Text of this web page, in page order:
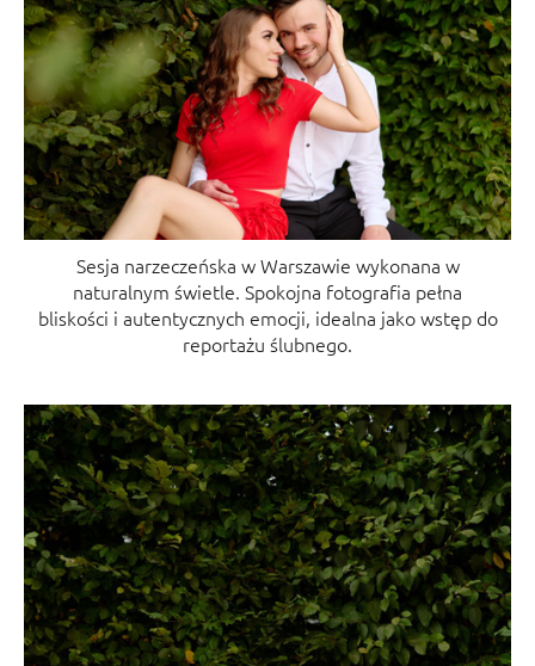
Sesja narzeczeńska w Warszawie wykonana w
naturalnym świetle. Spokojna fotografia pełna
bliskości i autentycznych emocji, idealna jako wstęp do
reportażu ślubnego.